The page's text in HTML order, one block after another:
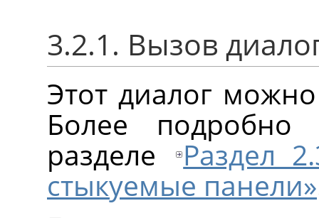
3.2.1. Вызов
Этот диалог
Более
разделе
Раздел
стыкуемые панели»